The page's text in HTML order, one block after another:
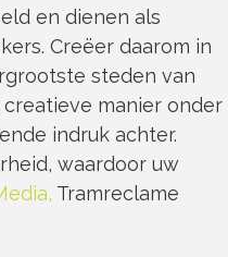
en dienen als
Creëer daarom in
steden van
manier onder
indruk achter.
waardoor uw
Tramreclame